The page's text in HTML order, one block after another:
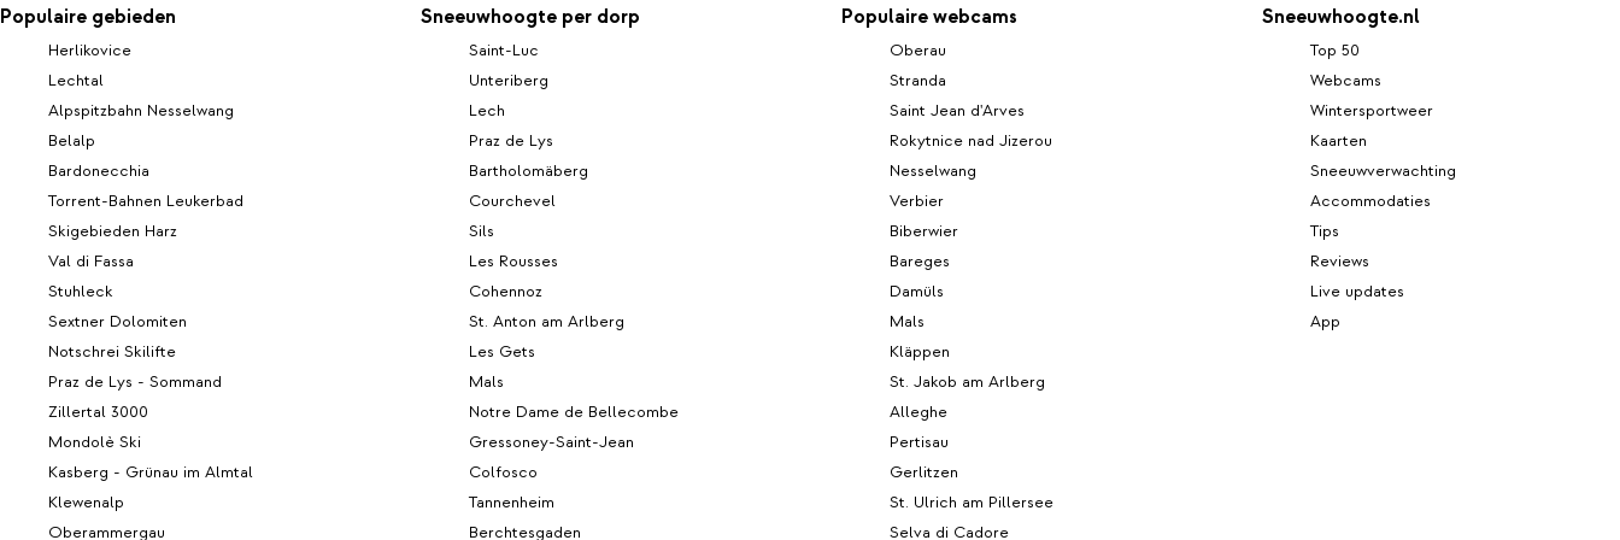
Populaire gebieden
Herlikovice
Lechtal
Alpspitzbahn Nesselwang
Belalp
Bardonecchia
Torrent-Bahnen Leukerbad
Skigebieden Harz
Val di Fassa
Stuhleck
Sextner Dolomiten
Notschrei Skilifte
Praz de Lys - Sommand
Zillertal 3000
Mondolè Ski
Kasberg - Grünau im Almtal
Klewenalp
Oberammergau
Sneeuwhoogte per dorp
Saint-Luc
Unteriberg
Lech
Praz de Lys
Bartholomäberg
Courchevel
Sils
Les Rousses
Cohennoz
St. Anton am Arlberg
Les Gets
Mals
Notre Dame de Bellecombe
Gressoney-Saint-Jean
Colfosco
Tannenheim
Berchtesgaden
Populaire webcams
Oberau
Stranda
Saint Jean d'Arves
Rokytnice nad Jizerou
Nesselwang
Verbier
Biberwier
Bareges
Damüls
Mals
Kläppen
St. Jakob am Arlberg
Alleghe
Pertisau
Gerlitzen
St. Ulrich am Pillersee
Selva di Cadore
Sneeuwhoogte.nl
Top 50
Webcams
Wintersportweer
Kaarten
Sneeuwverwachting
Accommodaties
Tips
Reviews
Live updates
App